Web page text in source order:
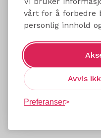
vårt for å forbedre
personlig innhold
Avvis
Preferanser